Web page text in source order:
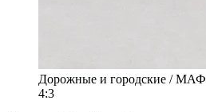
Дорожные и городские / МАФ
4:3